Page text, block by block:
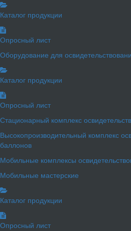
Каталог продукции
Опросный лист
Оборудование для
Каталог продукции
Опросный лист
Стационарный комплекс
Высокопроизводительный комплекс
баллонов
Мобильные комплексы
Мобильные мастерские
Каталог продукции
Опросный лист